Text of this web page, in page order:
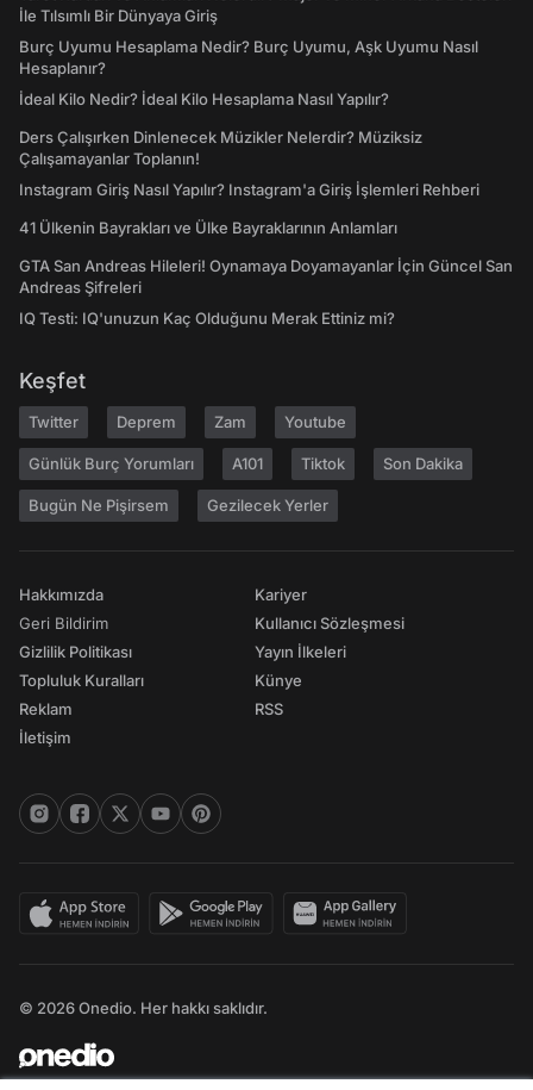
İle Tılsımlı Bir Dünyaya Giriş
Burç Uyumu Hesaplama Nedir? Burç Uyumu, Aşk Uyumu Nasıl
Hesaplanır?
İdeal Kilo Nedir? İdeal Kilo Hesaplama Nasıl Yapılır?
Ders Çalışırken Dinlenecek Müzikler Nelerdir? Müziksiz
Çalışamayanlar Toplanın!
Instagram Giriş Nasıl Yapılır? Instagram'a Giriş İşlemleri Rehberi
41 Ülkenin Bayrakları ve Ülke Bayraklarının Anlamları
GTA San Andreas Hileleri! Oynamaya Doyamayanlar İçin Güncel San
Andreas Şifreleri
IQ Testi: IQ'unuzun Kaç Olduğunu Merak Ettiniz mi?
Keşfet
Twitter Deprem Zam Youtube
Günlük Burç Yorumları A101 Tiktok Son Dakika
Bugün Ne Pişirsem Gezilecek Yerler
Hakkımızda
Geri Bildirim
Gizlilik Politikası
Topluluk Kuralları
Reklam
İletişim
Kariyer
Kullanıcı Sözleşmesi
Yayın İlkeleri
Künye
RSS
© 2026 Onedio. Her hakkı saklıdır.